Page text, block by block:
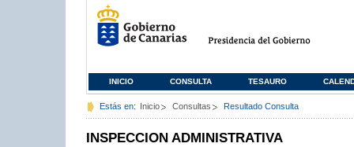
INICIO CONSULTA TESAURO
Estás en: Inicio Consultas Resultado Consulta
INSPECCION ADMINISTRATIVA